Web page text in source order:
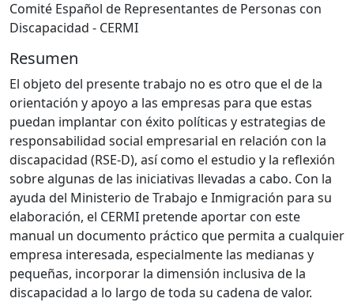
Comité Español de Representantes de Personas con
Discapacidad - CERMI
Resumen
El objeto del presente trabajo no es otro que el de la
orientación y apoyo a las empresas para que estas
puedan implantar con éxito políticas y estrategias de
responsabilidad social empresarial en relación con la
discapacidad (RSE-D), así como el estudio y la reflexión
sobre algunas de las iniciativas llevadas a cabo. Con la
ayuda del Ministerio de Trabajo e Inmigración para su
elaboración, el CERMI pretende aportar con este
manual un documento práctico que permita a cualquier
empresa interesada, especialmente las medianas y
pequeñas, incorporar la dimensión inclusiva de la
discapacidad a lo largo de toda su cadena de valor.